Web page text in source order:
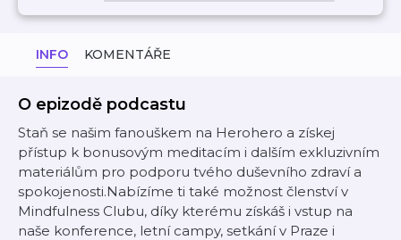
INFO KOMENTÁŘE
O epizodě podcastu
Staň se našim fanouškem na Herohero a získej
přístup k bonusovým meditacím i dalším exkluzivním
materiálům pro podporu tvého duševního zdraví a
spokojenosti.Nabízíme ti také možnost členství v
Mindfulness Clubu, díky kterému získáš i vstup na
naše konference, letní campy, setkání v Praze i